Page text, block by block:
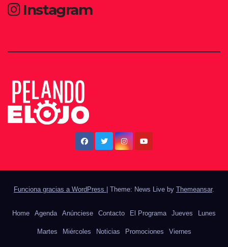
Instagram
Funciona gracias a WordPress Theme: News Live by Themeansar.
Home Agenda Anúnciese Contacto El Programa Jueves Lunes
Martes Miércoles Noticias Promociones Viernes